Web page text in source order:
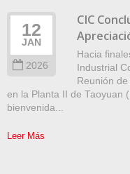
12
JAN
2026
CIC
Hacia
Industrial
Reunión
en la Planta II de Taoyuan
bienvenida...
Leer Más